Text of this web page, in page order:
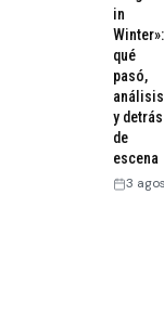
in
Winter»:
qué
pasó,
análisis
y detrás
de
escena
3